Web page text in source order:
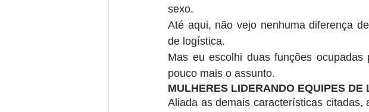
sexo.
Até aqui, não vejo nenhuma diferença
de logística.
Mas eu escolhi duas funções
pouco mais o assunto.
MULHERES LIDERANDO EQUIPES DE
Aliada as demais características